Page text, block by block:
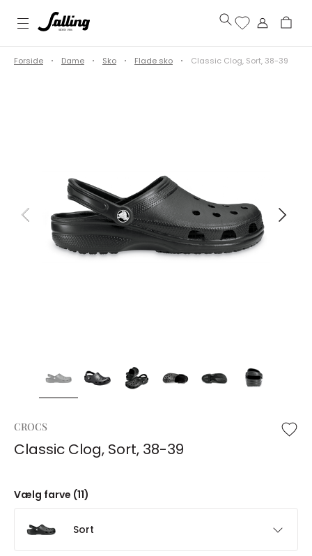
Forside Dame Sko Flade sko Classic Clog, Sort, 38-39
CROCS
Classic Clog, Sort, 38-39
Vælg farve (11)
Sort